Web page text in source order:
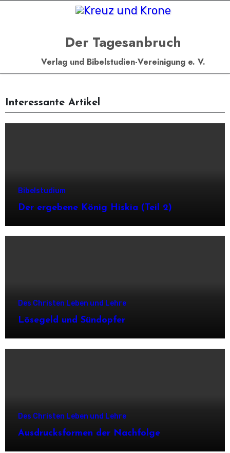
Der Tagesanbruch
Verlag und Bibelstudien-Vereinigung e. V.
Interessante Artikel
Bibelstudium
Der ergebene König Hiskia (Teil 2)
Des Christen Leben und Lehre
Lösegeld und Sündopfer
Des Christen Leben und Lehre
Ausdrucksformen der Nachfolge